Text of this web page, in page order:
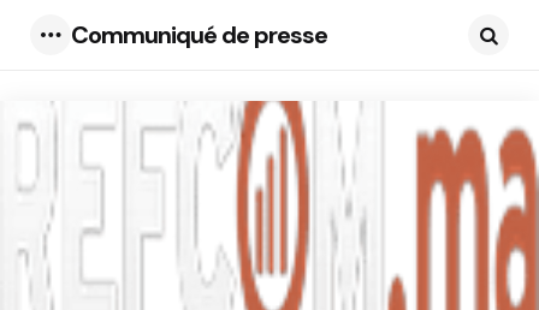
Communiqué de presse